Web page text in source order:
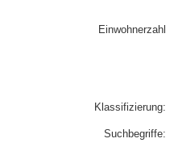
Einwohnerzahl
Klassifizierung:
Suchbegriffe: